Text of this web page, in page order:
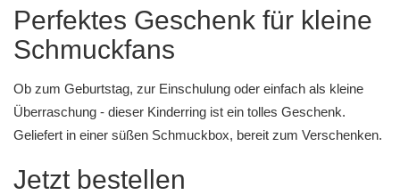
Perfektes Geschenk für kleine
Schmuckfans
Ob zum Geburtstag, zur Einschulung oder einfach als kleine
Überraschung - dieser Kinderring ist ein tolles Geschenk.
Geliefert in einer süßen Schmuckbox, bereit zum Verschenken.
Jetzt bestellen